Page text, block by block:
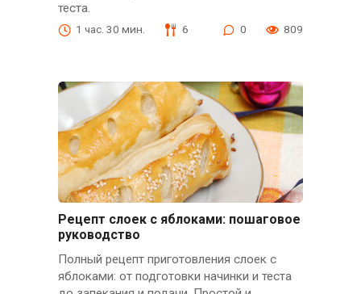
теста.
1 час. 30 мин. 6 0 809
Рецепт слоек с яблоками: пошаговое
руководство
Полный рецепт приготовления слоек с
яблоками: от подготовки начинки и теста